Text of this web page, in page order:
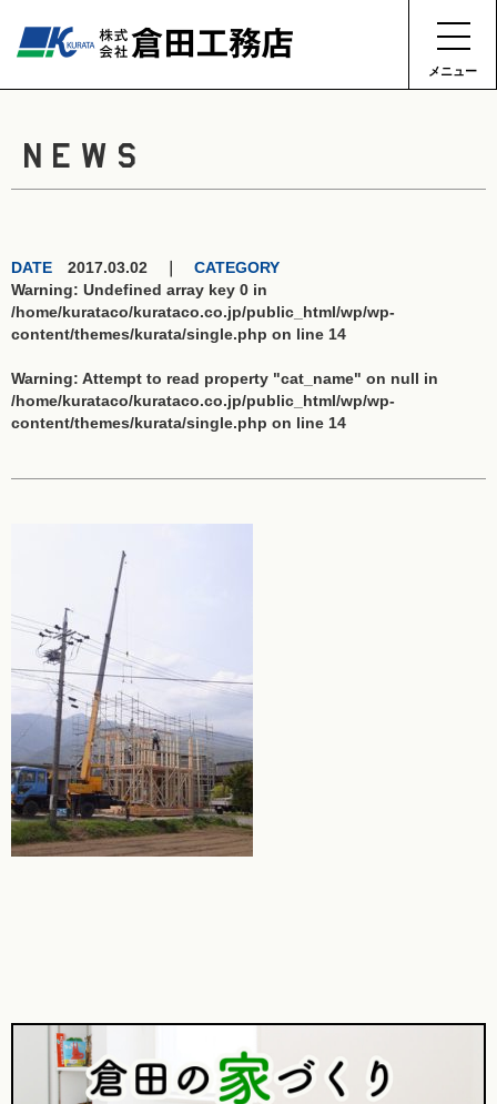
メニュー
NEWS
DATE 2017.03.02 ｜ CATEGORY
Warning: Undefined array key 0 in
/home/kurataco/kurataco.co.jp/public_html/wp/wp-
content/themes/kurata/single.php on line 14
Warning: Attempt to read property "cat_name" on null in
/home/kurataco/kurataco.co.jp/public_html/wp/wp-
content/themes/kurata/single.php on line 14